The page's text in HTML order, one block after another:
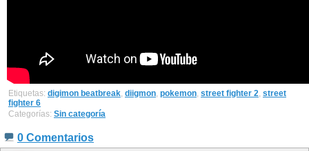
Etiquetas: digimon beatbreak diigmon pokemon street fighter 2 street
fighter 6
Categorías: Sin categoría
0 Comentarios